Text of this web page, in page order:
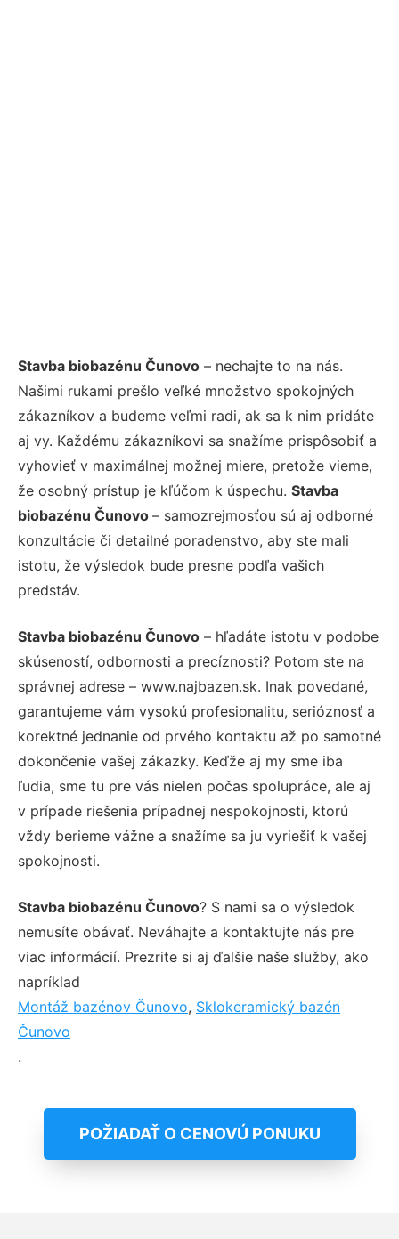
Stavba biobazénu Čunovo – nechajte to na nás.
Našimi rukami prešlo veľké množstvo spokojných
zákazníkov a budeme veľmi radi, ak sa k nim pridáte
aj vy. Každému zákazníkovi sa snažíme prispôsobiť a
vyhovieť v maximálnej možnej miere, pretože vieme,
že osobný prístup je kľúčom k úspechu. Stavba
biobazénu Čunovo – samozrejmosťou sú aj odborné
konzultácie či detailné poradenstvo, aby ste mali
istotu, že výsledok bude presne podľa vašich
predstáv.
Stavba biobazénu Čunovo – hľadáte istotu v podobe
skúseností, odbornosti a precíznosti? Potom ste na
správnej adrese – www.najbazen.sk. Inak povedané,
garantujeme vám vysokú profesionalitu, serióznosť a
korektné jednanie od prvého kontaktu až po samotné
dokončenie vašej zákazky. Keďže aj my sme iba
ľudia, sme tu pre vás nielen počas spolupráce, ale aj
v prípade riešenia prípadnej nespokojnosti, ktorú
vždy berieme vážne a snažíme sa ju vyriešiť k vašej
spokojnosti.
Stavba biobazénu Čunovo? S nami sa o výsledok
nemusíte obávať. Neváhajte a kontaktujte nás pre
viac informácií. Prezrite si aj ďalšie naše služby, ako
napríklad
Montáž bazénov Čunovo, Sklokeramický bazén
Čunovo
.
POŽIADAŤ O CENOVÚ PONUKU